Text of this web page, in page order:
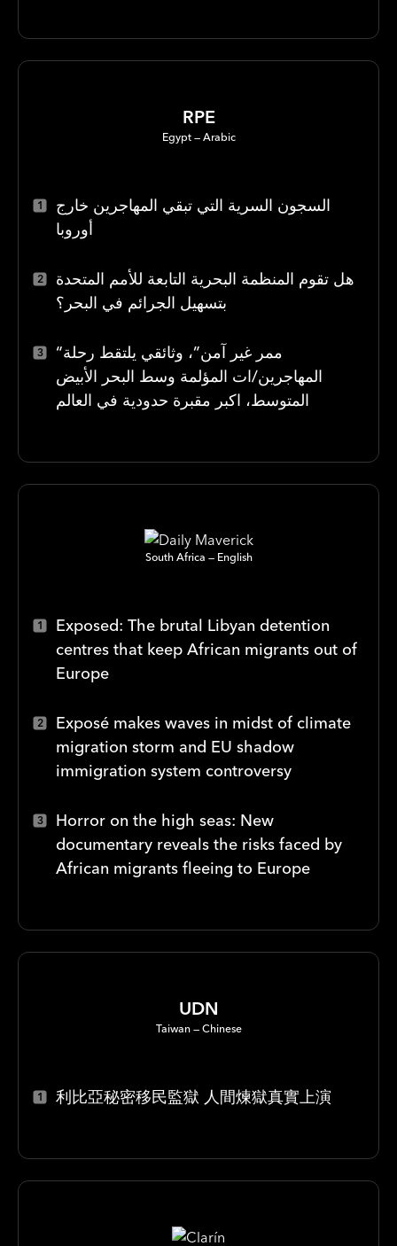
RPE
Egypt Arabic
السجون السرية التي تبقي المهاجرين خارج
أوروبا
هل تقوم المنظمة البحرية التابعة للأمم المتحدة
بتسهيل الجرائم في البحر؟
“ممر غير آمن”، وثائقي يلتقط رحلة
المهاجرين/ات المؤلمة وسط البحر الأبيض
المتوسط، اكبر مقبرة حدودية في العالم
South Africa English
Exposed: The brutal Libyan detention
centres that keep African migrants out of
Europe
Exposé makes waves in midst of climate
migration storm and EU shadow
immigration system controversy
Horror on the high seas: New
documentary reveals the risks faced by
African migrants fleeing to Europe
UDN
Taiwan Chinese
利比亞秘密移民監獄 人間煉獄真實上演